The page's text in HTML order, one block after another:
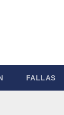
FALLAS